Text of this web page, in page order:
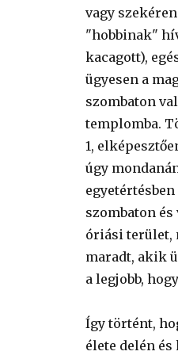
vagy
"hobbinak"
kacagott),
ügyesen a
szombaton
templomba.
1,
úgy
szombaton és
óriási terület,
maradt, akik
a legjobb,
Így történt,
élete delén